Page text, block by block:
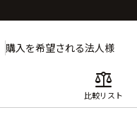
購入を希望される法人様
balance
比較リスト